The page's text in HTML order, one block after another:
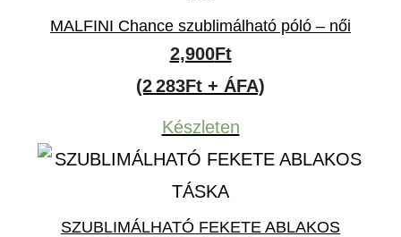
MALFINI Chance szublimálható póló – női
2,900Ft
(2 283Ft + ÁFA)
Készleten
SZUBLIMÁLHATÓ FEKETE ABLAKOS